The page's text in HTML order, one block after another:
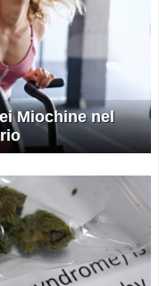
Miochine nel